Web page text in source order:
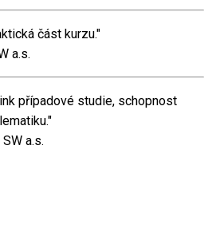
část kurzu."
a.s.
případové studie, schopnost
a.s.